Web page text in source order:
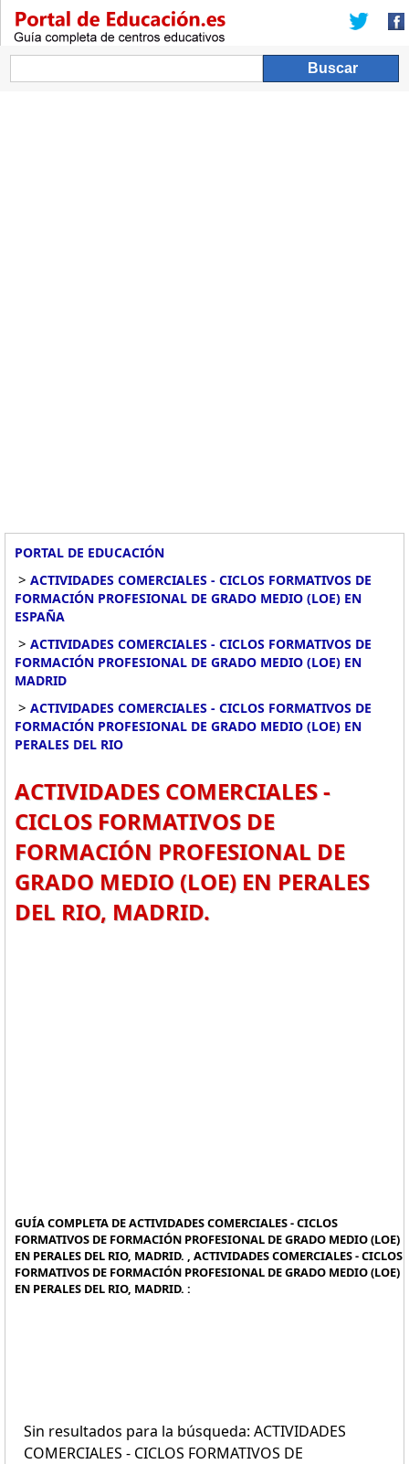
PORTAL DE EDUCACIÓN
> ACTIVIDADES COMERCIALES - CICLOS FORMATIVOS DE
FORMACIÓN PROFESIONAL DE GRADO MEDIO (LOE) EN
ESPAÑA
> ACTIVIDADES COMERCIALES - CICLOS FORMATIVOS DE
FORMACIÓN PROFESIONAL DE GRADO MEDIO (LOE) EN
MADRID
> ACTIVIDADES COMERCIALES - CICLOS FORMATIVOS DE
FORMACIÓN PROFESIONAL DE GRADO MEDIO (LOE) EN
PERALES DEL RIO
ACTIVIDADES COMERCIALES -
CICLOS FORMATIVOS DE
FORMACIÓN PROFESIONAL DE
GRADO MEDIO (LOE) EN PERALES
DEL RIO, MADRID.
GUÍA COMPLETA DE ACTIVIDADES COMERCIALES - CICLOS
FORMATIVOS DE FORMACIÓN PROFESIONAL DE GRADO MEDIO (LOE)
EN PERALES DEL RIO, MADRID. , ACTIVIDADES COMERCIALES - CICLOS
FORMATIVOS DE FORMACIÓN PROFESIONAL DE GRADO MEDIO (LOE)
EN PERALES DEL RIO, MADRID. :
Sin resultados para la búsqueda: ACTIVIDADES
COMERCIALES - CICLOS FORMATIVOS DE